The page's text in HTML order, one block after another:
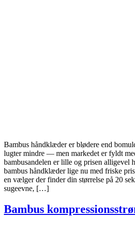
Bambus håndklæder er blødere end
lugter mindre — men markedet er fyldt
bambusandelen er lille og prisen alligevel
bambus håndklæder lige nu med friske
en vælger der finder din størrelse på 20
sugeevne, […]
Bambus